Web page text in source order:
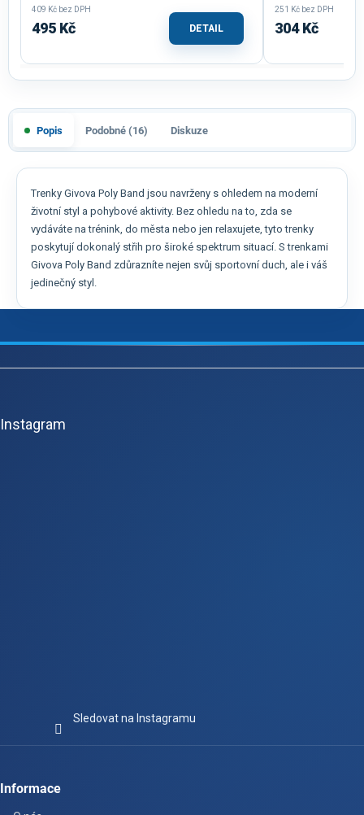
409 Kč bez DPH
495 Kč DETAIL
251 Kč bez DPH
304 Kč
Popis Podobné (16) Diskuze
Trenky Givova Poly Band jsou navrženy s ohledem na moderní
životní styl a pohybové aktivity. Bez ohledu na to, zda se
vydáváte na trénink, do města nebo jen relaxujete, tyto trenky
poskytují dokonalý střih pro široké spektrum situací. S trenkami
Givova Poly Band zdůrazníte nejen svůj sportovní duch, ale i váš
jedinečný styl.
Z
Instagram
Sledovat na Instagramu
Informace